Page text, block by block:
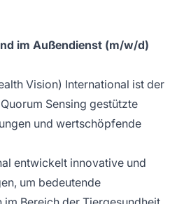
im Außendienst (m/w/d)
Vision) International ist der
Sensing gestützte
und wertschöpfende
entwickelt innovative und
um bedeutende